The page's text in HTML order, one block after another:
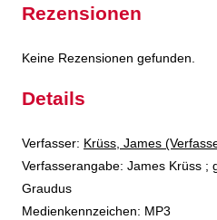
Rezensionen
Keine Rezensionen gefunden.
Details
Verfasser: Suche nach diesem
Krüss, James
Verfasserangabe: James Krüss ;
Graudus
Medienkennzeichen: MP3